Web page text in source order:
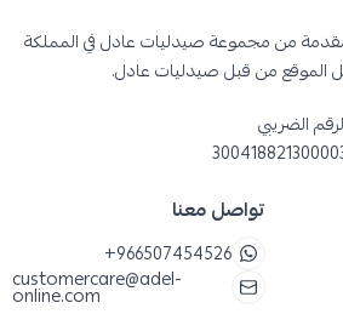
من مجموعة صيدليات عادل في المملكة
الموقع من قبل صيدليات عادل.
الضريبي
تواصل معنا
+966507454526
customercare@adel-
online.com